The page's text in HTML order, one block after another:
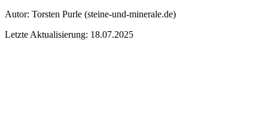
Autor: Torsten Purle (steine-und-minerale.de)
Letzte Aktualisierung: 18.07.2025